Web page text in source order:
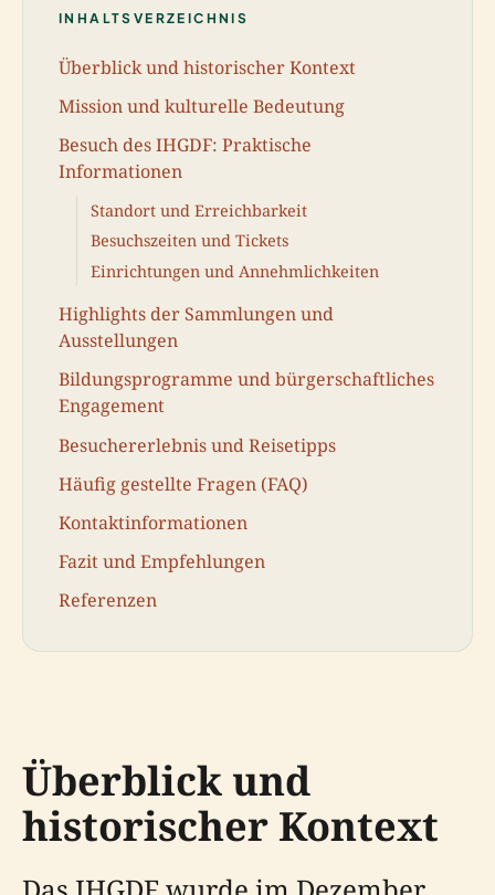
INHALTSVERZEICHNIS
Überblick und historischer Kontext
Mission und kulturelle Bedeutung
Besuch des IHGDF: Praktische
Informationen
Standort und Erreichbarkeit
Besuchszeiten und Tickets
Einrichtungen und Annehmlichkeiten
Highlights der Sammlungen und
Ausstellungen
Bildungsprogramme und bürgerschaftliches
Engagement
Besuchererlebnis und Reisetipps
Häufig gestellte Fragen (FAQ)
Kontaktinformationen
Fazit und Empfehlungen
Referenzen
Überblick und
historischer Kontext